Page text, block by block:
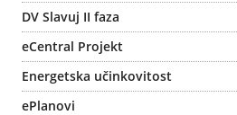
DV Slavuj II faza
eCentral Projekt
Energetska učinkovitost
ePlanovi